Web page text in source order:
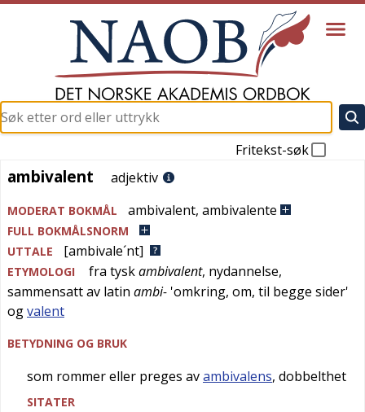
Fritekst-søk
ambivalent
ambivalent adjektiv
MODERAT BOKMÅL ambivalent, ambivalente
FULL BOKMÅLSNORM
UTTALE
[ambivale´nt]
ETYMOLOGI fra tyskambivalent, nydannelse,
sammensatt av latin ambi- 'omkring, om, til begge sider'
ogvalent
BETYDNING OG BRUK
som rommer eller preges avambivalens, dobbelthet
SITATER